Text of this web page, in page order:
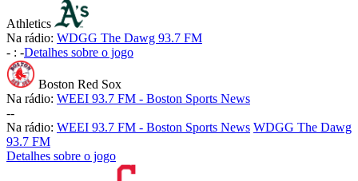
Athletics
Na rádio: WDGG The Dawg 93.7 FM
- : -Detalhes sobre o jogo
Boston Red Sox
Na rádio: WEEI 93.7 FM - Boston Sports News
--
Na rádio: WEEI 93.7 FM - Boston Sports News WDGG The Dawg
93.7 FM
Detalhes sobre o jogo